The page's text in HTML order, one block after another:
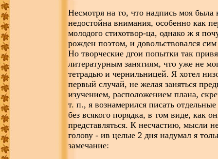
Несмотря на то, что надпись моя была
недостойна внимания, особенно как
молодого стихотвор-ца, однако ж я
рожден поэтом, и довольствовался
Но творческие дгои попытки так
литературным занятиям, что уже не
тетрадью и чернильницей. Я хотел
первый случай, не желая заняться
изучением, расположением плана,
т. п., я вознамерился писать
без всякого порядка, в том виде, как
представляться. К несчастию, мысли
голову - ив целые 2 дня надумал я
замечание: